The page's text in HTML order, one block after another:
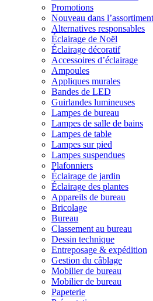
Promotions
Nouveau dans l’assortiment
Alternatives responsables
Éclairage de Noël
Éclairage décoratif
Accessoires d’éclairage
Ampoules
Appliques murales
Bandes de LED
Guirlandes lumineuses
Lampes de bureau
Lampes de salle de bains
Lampes de table
Lampes sur pied
Lampes suspendues
Plafonniers
Éclairage de jardin
Éclairage des plantes
Appareils de bureau
Bricolage
Bureau
Classement au bureau
Dessin technique
Entreposage & expédition
Gestion du câblage
Mobilier de bureau
Mobilier de bureau
Papeterie